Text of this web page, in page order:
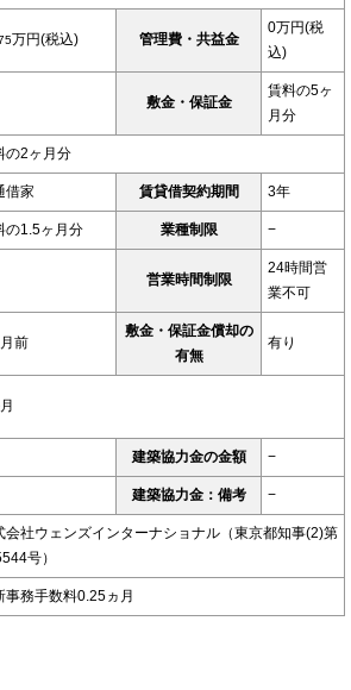
万円(税込) 管理費・共益金
0万円(税
込)
敷金・保証金
賃料の5ヶ
月分
の2ヶ月分
借家 賃貸借契約期間 3年
の1.5ヶ月分 業種制限 −
営業時間制限
24時間営
業不可
前
敷金・保証金償却の
有無
有り
建築協力金の金額 −
建築協力金：備考 −
会社ウェンズインターナショナル（東京都知事(2)第
号）
事務手数料0.25ヵ月